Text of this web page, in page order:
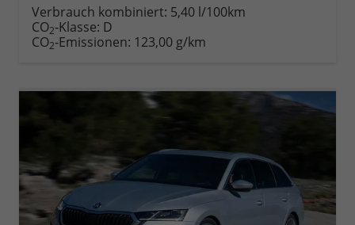
anfordern
Datei,
Verbrauch kombiniert: 5,40 l/100km
CO2-Klasse: D
CO2-Emissionen: 123,00 g/km